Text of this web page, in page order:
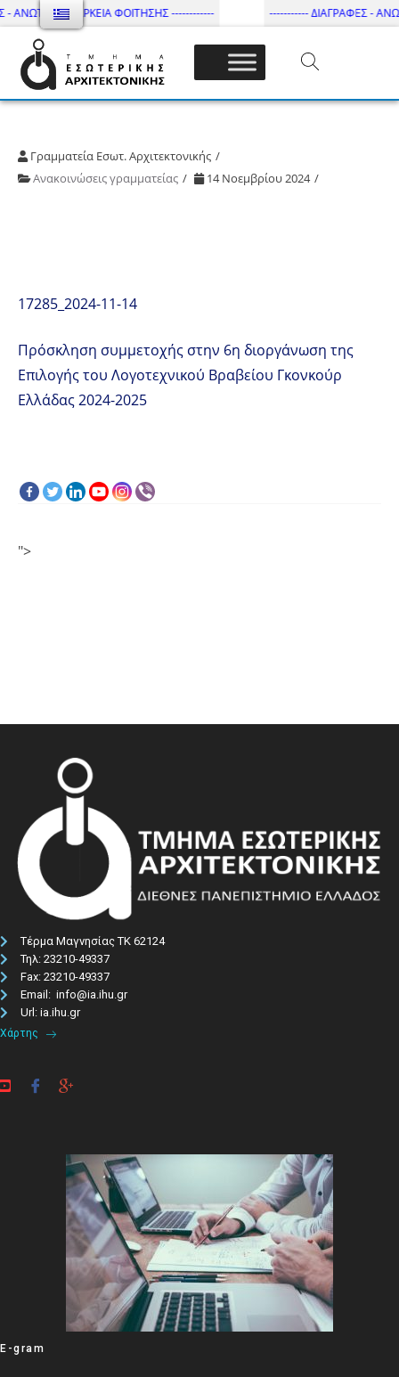
ΑΝΩΤΑΤΗ ΔΙΑΡΚΕΙΑ ΦΟΙΤΗΣΗΣ ------------ ----------- ΔΙΑΓΡΑΦΕΣ -
Τμήμα Εσωτ. Αρχιτεκτονικής – ΔΙ.ΠΑ.Ε
Γραμματεία Εσωτ. Αρχιτεκτονικής
Ανακοινώσεις γραμματείας
14 Νοεμβρίου 2024
17285_2024-11-14
Πρόσκληση συμμετοχής στην 6η διοργάνωση της
Επιλογής του Λογοτεχνικού Βραβείου Γκονκούρ
Ελλάδας 2024-2025
">
Τέρμα Μαγνησίας ΤΚ 62124
Τηλ: 23210-49337​
Fax: 23210-49337
Email: info@ia.ihu.gr
Url: ia.ihu.gr
Χάρτης
E-gram